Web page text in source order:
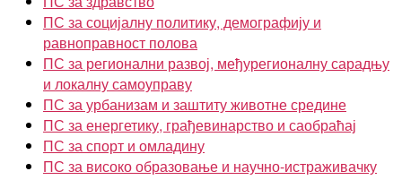
ПС за социјалну политику, демографију и
равноправност полова
ПС за регионални развој, међурегионалну сарадњу
и локалну самоуправу
ПС за урбанизам и заштиту животне средине
ПС за енергетику, грађевинарство и саобраћај
ПС за спорт и омладину
ПС за високо образовање и научно-истраживачку